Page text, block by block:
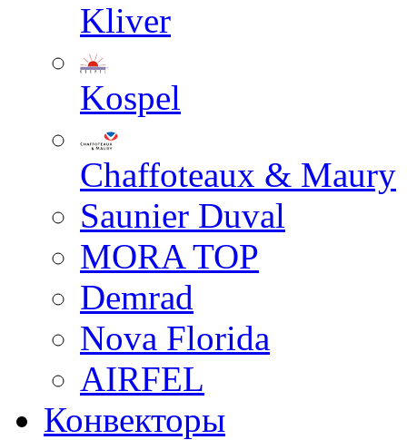
Kliver
Kospel
Chaffoteaux & Maury
Saunier Duval
MORA TOP
Demrad
Nova Florida
AIRFEL
Конвекторы